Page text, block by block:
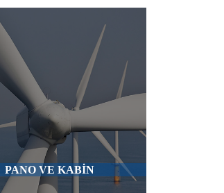
PANO VE KABİN